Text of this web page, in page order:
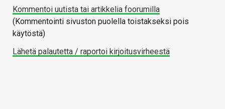
Kommentoi uutista tai artikkelia foorumilla
(Kommentointi sivuston puolella toistakseksi pois
käytöstä)
Lähetä palautetta / raportoi kirjoitusvirheestä